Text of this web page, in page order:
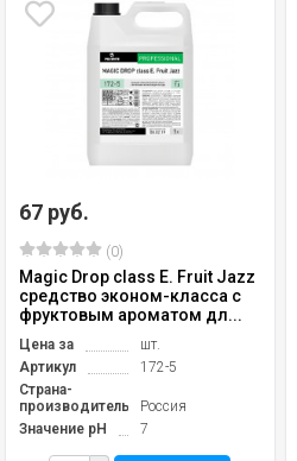
67 руб.
(0)
Magic Drop class E. Fruit Jazz
средство эконом-класса с
фруктовым ароматом дл...
Цена за
шт.
Артикул
172-5
Страна-
производитель
Россия
Значение pH
7